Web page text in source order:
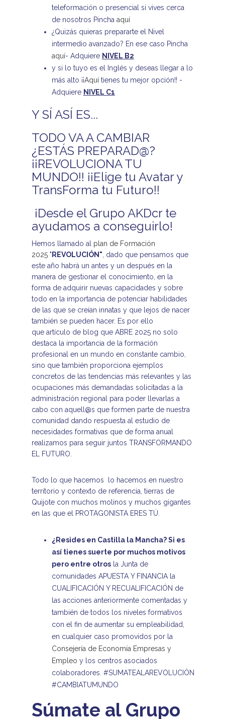
teleformación o presencial si vives cerca
de nosotros Pincha aquí
¿Quizás quieras prepararte el Nivel
intermedio avanzado? En ese caso Pincha
aquí- Adquiere NIVEL B2
y si lo tuyo es el Inglés y deseas llegar a lo
más alto ¡¡Aquí tienes tu mejor opción!! -
Adquiere NIVEL C1
Y SÍ ASÍ ES...
TODO VA A CAMBIAR
¿ESTÁS PREPARAD@?
¡¡REVOLUCIONA TU
MUNDO!! ¡¡Elige tu Avatar y
TransForma tu Futuro!!
¡Desde el Grupo AKDcr te
ayudamos a conseguirlo!
Hemos llamado al plan de Formación
2025" REVOLUCIÓN", dado que pensamos que
este año habrá un antes y un después en la
manera de gestionar el conocimiento, en la
forma de adquirir nuevas capacidades y sobre
todo en la importancia de potenciar habilidades
de las que se creían innatas y que lejos de nacer
también se pueden hacer. Es por ello
que artículo de blog que ABRE 2025 no solo
destaca la importancia de la formación
profesional en un mundo en constante cambio,
sino que también proporciona ejemplos
concretos de las tendencias más relevantes y las
ocupaciones más demandadas solicitadas a la
administración regional para poder llevarlas a
cabo con aquell@s que formen parte de nuestra
comunidad dando respuesta al estudio de
necesidades formativas que de forma anual
realizamos para seguir juntos TRANSFORMANDO
EL FUTURO.
Todo lo que hacemos lo hacemos en nuestro
territorio y contexto de referencia, tierras de
Quijote con muchos molinos y muchos gigantes
en las que el PROTAGONISTA ERES TÚ.
¿Resides en Castilla la Mancha? Si es
así tienes suerte por muchos motivos
pero entre otrosla Junta de
comunidades APUESTA Y FINANCIA la
CUALIFICACIÓN Y RECUALIFICACIÓN de
las acciones anteriormente comentadas y
también de todos los niveles formativos
con el fin de aumentar su empleabilidad,
en cualquier caso promovidos por la
Consejería de Economía Empresas y
Empleo y los centros asociados
colaboradores. #SUMATEALAREVOLUCIÓN
#CAMBIATUMUNDO
Súmate al Grupo